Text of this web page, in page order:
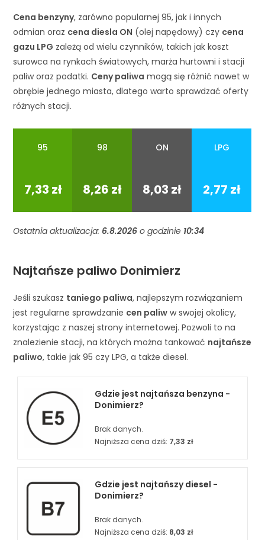
Cena benzyny, zarówno popularnej 95, jak i innych
odmian oraz cena diesla ON (olej napędowy) czy cena
gazu LPG zależą od wielu czynników, takich jak koszt
surowca na rynkach światowych, marża hurtowni i stacji
paliw oraz podatki. Ceny paliwa mogą się różnić nawet w
obrębie jednego miasta, dlatego warto sprawdzać oferty
różnych stacji.
95 98 ON LPG
7,33 zł 8,26 zł 8,03 zł 2,77 zł
Ostatnia aktualizacja: 6.8.2026 o godzinie 10:34
Najtańsze paliwo Donimierz
Jeśli szukasz taniego paliwa, najlepszym rozwiązaniem
jest regularne sprawdzanie cen paliw w swojej okolicy,
korzystając z naszej strony internetowej. Pozwoli to na
znalezienie stacji, na których można tankować najtańsze
paliwo, takie jak 95 czy LPG, a także diesel.
Gdzie jest najtańsza benzyna -
Donimierz?
Brak danych.
Najniższa cena dziś: 7,33 zł
Gdzie jest najtańszy diesel -
Donimierz?
Brak danych.
Najniższa cena dziś: 8,03 zł